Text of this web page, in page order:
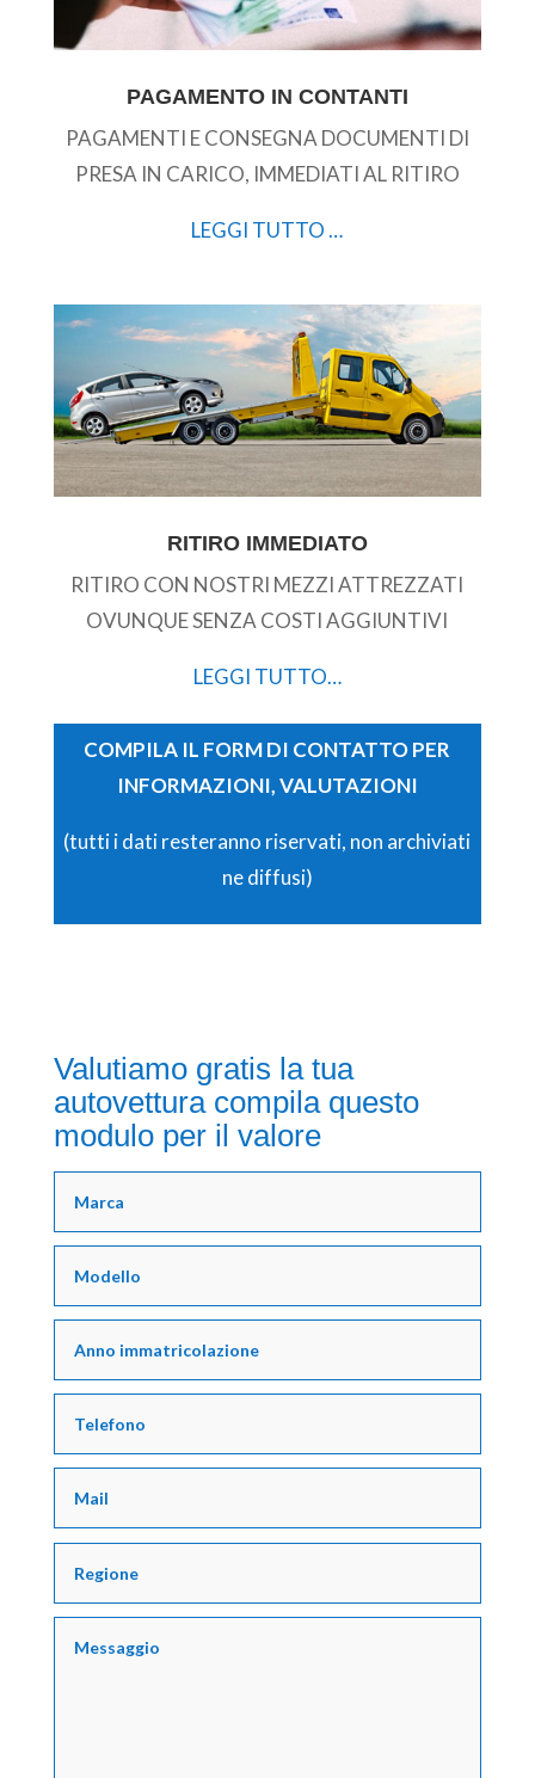
PAGAMENTO IN CONTANTI
PAGAMENTI E CONSEGNA DOCUMENTI DI
PRESA IN CARICO, IMMEDIATI AL RITIRO
LEGGI TUTTO …
RITIRO IMMEDIATO
RITIRO CON NOSTRI MEZZI ATTREZZATI
OVUNQUE SENZA COSTI AGGIUNTIVI
LEGGI TUTTO…
COMPILA IL FORM DI CONTATTO PER
INFORMAZIONI, VALUTAZIONI
(tutti i dati resteranno riservati, non archiviati
ne diffusi)
Valutiamo gratis la tua
autovettura compila questo
modulo per il valore